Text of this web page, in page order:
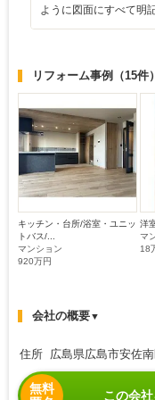
ように図面にすべて明
リフォーム事例 （15件）
キッチン・台所/浴室・ユニッ
トバス/...
マンション
920万円
洋
マ
18
会社の概要▼
住所 広島県広島市安佐
無料
この会